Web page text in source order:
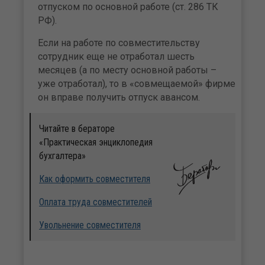
отпуском по основной работе (ст. 286 ТК
РФ).
Если на работе по совместительству
сотрудник еще не отработал шесть
месяцев (а по месту основной работы –
уже отработал), то в «совмещаемой» фирме
он вправе получить отпуск авансом.
Читайте в бераторе
«Практическая энциклопедия
бухгалтера»
Как оформить совместителя
Оплата труда совместителей
Увольнение совместителя